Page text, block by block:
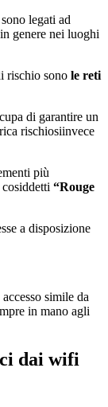
legati ad
genere nei luoghi
rischio sono le reti
di garantire un
invece
più
“Rouge
a disposizione
simile da
in mano agli
dai wifi